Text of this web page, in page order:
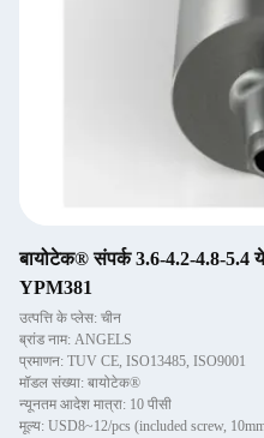
बायोटेक® संपर्क 3.6-4.2-4.8-5.4
YPM381
उत्पत्ति के प्लेस: चीन
ब्रांड नाम: ANGELS
प्रमाणन: TUV CE, ISO13485, ISO9001
मॉडल संख्या: बायोटेक®
न्यूनतम आदेश मात्रा: 10 पीसी
मूल्य: USD8~12/pcs (included screw,